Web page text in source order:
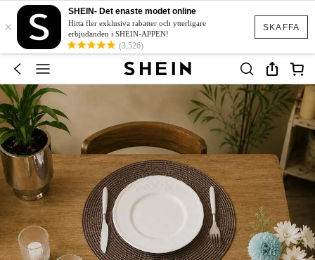
SKAFFA
×
SHEIN- Det enaste modet online
Hitta fler exklusiva rabatter och ytterligare
erbjudanden i SHEIN-APPEN!
(3,526)